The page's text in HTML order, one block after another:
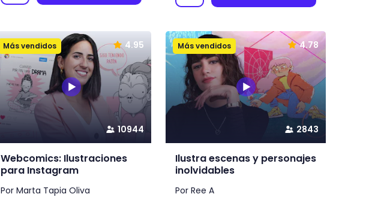
Más vendidos
10944
4.95
Webcomics: Ilustraciones
para Instagram
Por Marta Tapia Oliva
Más vendidos
2843
4.78
Ilustra escenas y personajes
inolvidables
Por Ree A